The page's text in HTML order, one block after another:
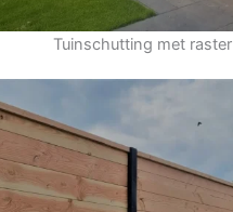
Tuinschutting met raster